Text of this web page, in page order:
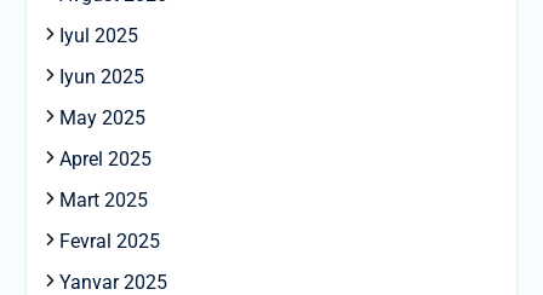
Iyul 2025
Iyun 2025
May 2025
Aprel 2025
Mart 2025
Fevral 2025
Yanvar 2025